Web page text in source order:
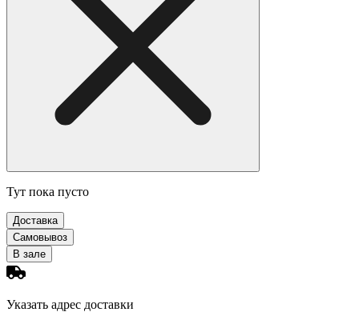
Тут пока пусто
Доставка
Самовывоз
В зале
Указать адрес доставки